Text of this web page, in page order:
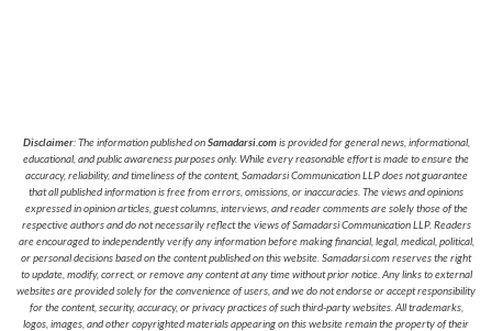
Disclaimer: The information published onSamadarsi.comis provided for general news, informational,
educational, and public awareness purposes only. While every reasonable effort is made to ensure the
accuracy, reliability, and timeliness of the content, Samadarsi Communication LLP does not guarantee
that all published information is free from errors, omissions, or inaccuracies. The views and opinions
expressed in opinion articles, guest columns, interviews, and reader comments are solely those of the
respective authors and do not necessarily reflect the views of Samadarsi Communication LLP. Readers
are encouraged to independently verify any information before making financial, legal, medical, political,
or personal decisions based on the content published on this website. Samadarsi.com reserves the right
to update, modify, correct, or remove any content at any time without prior notice. Any links to external
websites are provided solely for the convenience of users, and we do not endorse or accept responsibility
for the content, security, accuracy, or privacy practices of such third-party websites. All trademarks,
logos, images, and other copyrighted materials appearing on this website remain the property of their